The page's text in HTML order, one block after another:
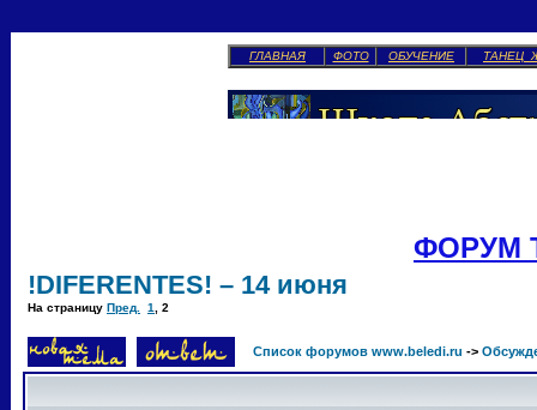
ГЛАВНАЯ ФОТО ОБУЧЕНИЕ ТАНЕЦ
ФОРУМ
!DIFERENTES! – 14 июня
На страницу Пред. 1 2
Список форумов www.beledi.ru ->